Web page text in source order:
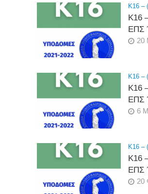
K16 –
Κ16
ΕΠΣ
20
K16 –
Κ16
ΕΠΣ
6
K16 –
Κ16
ΕΠΣ
20